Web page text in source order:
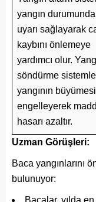
yangın
uyarı sağlayarak
kaybını önlemeye
yardımcı olur.
söndürme
yangının
engelleyerek
hasarı azaltır.
Uzman Görüşleri:
Baca yangınlarını
bulunuyor:
Bacalar, yılda